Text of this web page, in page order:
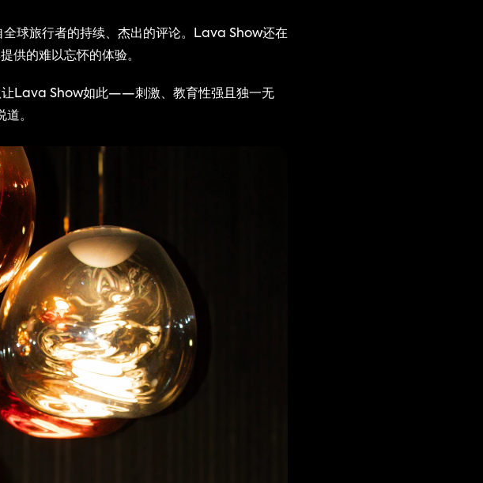
球旅行者的持续、杰出的评论。Lava Show还在
供的难以忘怀的体验。
让Lava Show如此——刺激、教育性强且独一无
。